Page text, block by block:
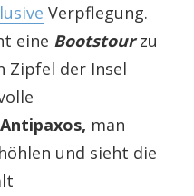
Verpflegung.
eine Bootstour zu
Zipfel der Insel
man
und sieht die